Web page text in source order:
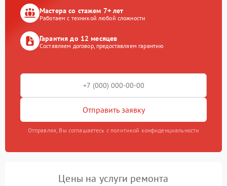
Мастера со стажем 7+ лет
Работаем с техникой любой сложности
Гарантия до 12 месяцев
Составляем договор, предоставляем гарантию
Отправить заявку
Отправляя, Вы соглашаетесь с политикой конфиденциальности
Цены на услуги ремонта